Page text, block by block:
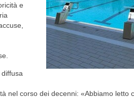
e
nel corso dei decenni: «Abbiamo letto